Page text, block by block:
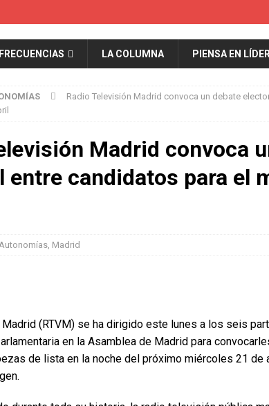
FRECUENCIAS LA COLUMNA PIENSA EN LÍDER
Radio Televisión Madrid convoca un debate
Madrid convoca
entre candidatos para el
, Madrid
(RTVM) se ha dirigido este lunes a los seis
en la Asamblea de Madrid para
de lista en la noche del próximo miércoles 21 de